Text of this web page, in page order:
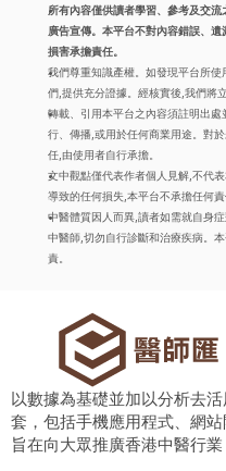
所有內容僅供讀者學習、參考及交
廣告宣傳。本平台不對內容錯誤、
損害承擔責任。
我們尊重知識產權。如發現平台所
們,提供充分證據。經核實後,我們將
轉載、引用本平台之內容須註明出
行、傳播,或用於任何商業用途。對
任,由使用者自行承擔。
文中觀點僅代表作者個人見解,不代
導致的任何損失,本平台不承擔任何責
中醫體質因人而異,讀者如需就自身
中醫師,切勿自行診斷和治療疾病。
責。
以數據為基礎並加以分析去
套，包括手機應用程式、網站
旨在向大眾推廣香港中醫行